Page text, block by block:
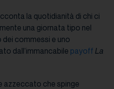
la quotidianità di chi ci
una giornata tipo nel
commessi e uno
dall’immancabile payoff La
azzeccato che spinge